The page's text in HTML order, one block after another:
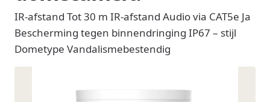
IR-afstand Tot 30 m IR-afstand Audio via CAT5e Ja
Bescherming tegen binnendringing IP67 – stijl
Dometype Vandalismebestendig